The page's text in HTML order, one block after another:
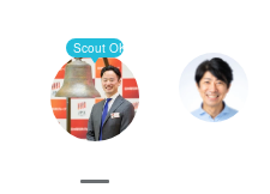
Scout OK